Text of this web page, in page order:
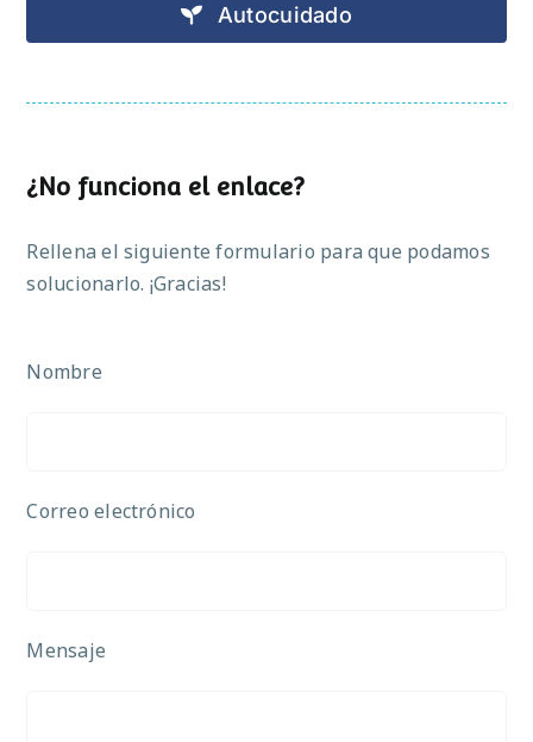
Autocuidado
¿No funciona el enlace?
Rellena el siguiente formulario para que podamos
solucionarlo. ¡Gracias!
Nombre
Correo electrónico
Mensaje